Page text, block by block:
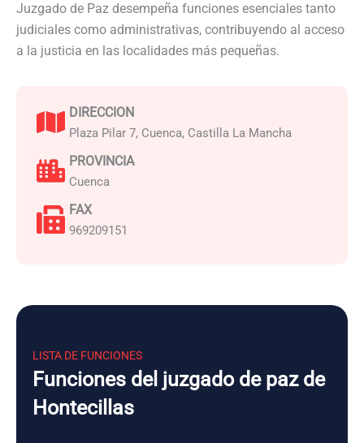
Juzgado de Paz desempeña funciones esenciales tanto
judiciales como administrativas, contribuyendo al acceso
a la justicia en las localidades más pequeñas.
DIRECCION
Plaza Pilar 7, Cuenca, Castilla La Mancha
PROVINCIA
Cuenca
FAX
969209151
LISTA DE FUNCIONES
Funciones del juzgado de paz de
Hontecillas